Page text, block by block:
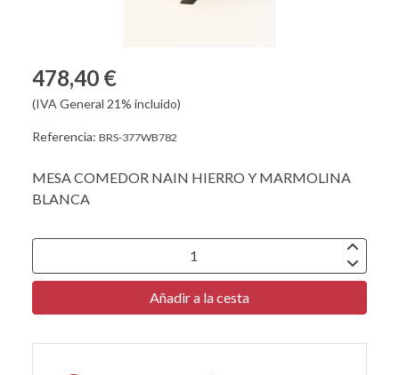
478,40 €
(IVA General 21% incluido)
Referencia: BRS-377WB782
MESA COMEDOR NAIN HIERRO Y MARMOLINA
BLANCA
Añadir a la cesta